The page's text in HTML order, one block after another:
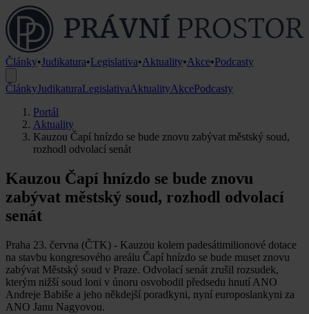
Články•Judikatura•Legislativa•Aktuality•Akce•Podcasty
ČlánkyJudikaturaLegislativaAktualityAkcePodcasty
Portál
Aktuality
Kauzou Čapí hnízdo se bude znovu zabývat městský soud,
rozhodl odvolací senát
Kauzou Čapí hnízdo se bude znovu
zabývat městský soud, rozhodl odvolací
senát
Praha 23. června (ČTK) - Kauzou kolem padesátimilionové dotace
na stavbu kongresového areálu Čapí hnízdo se bude muset znovu
zabývat Městský soud v Praze. Odvolací senát zrušil rozsudek,
kterým nižší soud loni v únoru osvobodil předsedu hnutí ANO
Andreje Babiše a jeho někdejší poradkyni, nyní europoslankyni za
ANO Janu Nagyovou.